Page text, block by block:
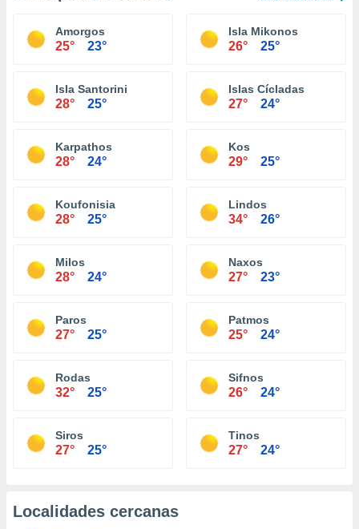
Amorgos
25° 23°
Isla Mikonos
26° 25°
Isla Santorini
28° 25°
Islas Cícladas
27° 24°
Karpathos
28° 24°
Kos
29° 25°
Koufonisia
28° 25°
Lindos
34° 26°
Milos
28° 24°
Naxos
27° 23°
Paros
27° 25°
Patmos
25° 24°
Rodas
32° 25°
Sifnos
26° 24°
Siros
27° 25°
Tinos
27° 24°
Localidades cercanas